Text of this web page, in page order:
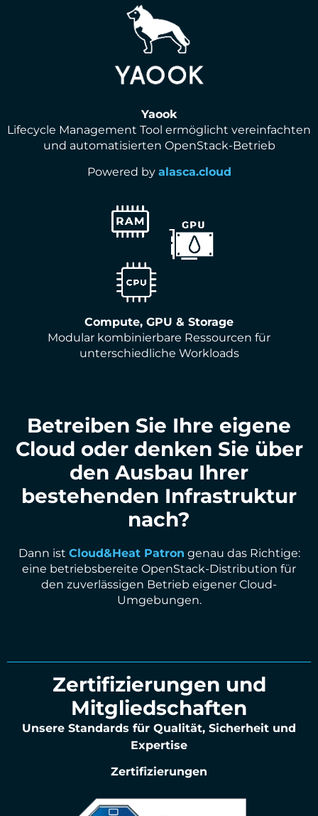
Yaook
Lifecycle Management Tool ermöglicht vereinfachten
und automatisierten OpenStack-Betrieb
Powered by alasca.cloud
Compute, GPU & Storage
Modular kombinierbare Ressourcen für
unterschiedliche Workloads
Betreiben Sie Ihre eigene
Cloud oder denken Sie über
den Ausbau Ihrer
bestehenden Infrastruktur
nach?
Dann ist Cloud&Heat Patron genau das Richtige:
eine betriebsbereite OpenStack-Distribution für
den zuverlässigen Betrieb eigener Cloud-
Umgebungen.
Zertifizierungen und
Mitgliedschaften
Unsere Standards für Qualität, Sicherheit und
Expertise
Zertifizierungen